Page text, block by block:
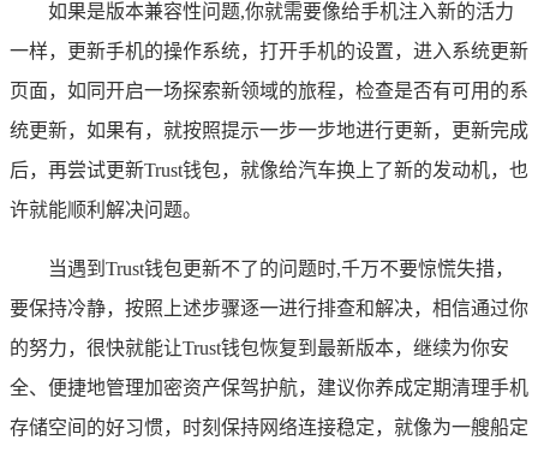
如果是版本兼容性问题,你就需要像给手机注入新的活力
一样，更新手机的操作系统，打开手机的设置，进入系统更新
页面，如同开启一场探索新领域的旅程，检查是否有可用的系
统更新，如果有，就按照提示一步一步地进行更新，更新完成
后，再尝试更新Trust钱包，就像给汽车换上了新的发动机，也
许就能顺利解决问题。
当遇到Trust钱包更新不了的问题时,千万不要惊慌失措，
要保持冷静，按照上述步骤逐一进行排查和解决，相信通过你
的努力，很快就能让Trust钱包恢复到最新版本，继续为你安
全、便捷地管理加密资产保驾护航，建议你养成定期清理手机
存储空间的好习惯，时刻保持网络连接稳定，就像为一艘船定